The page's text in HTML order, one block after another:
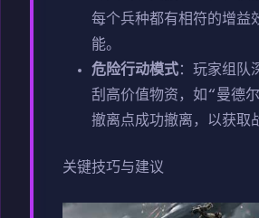
每个兵种都有相符的增益
能。
危险行动模式：玩家组队
刮高价值物资，如“曼德
撤离点成功撤离，以获取
关键技巧与建议